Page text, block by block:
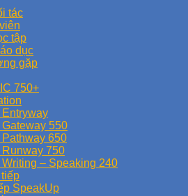
tác
tập
dục
gặp
750+
550
650
750
– Speaking 240
SpeakUp